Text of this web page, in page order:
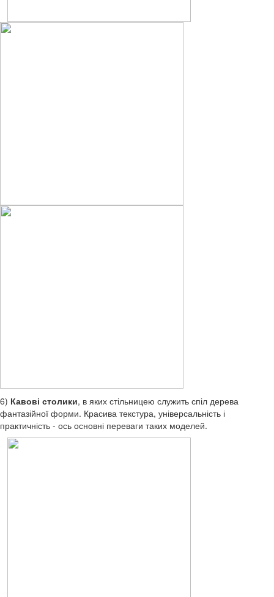
6) Кавові столики, в яких стільницею служить спіл дерева
фантазійної форми. Красива текстура, універсальність і
практичність - ось основні переваги таких моделей.